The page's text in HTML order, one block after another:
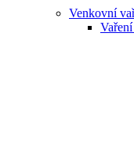
Venkovní